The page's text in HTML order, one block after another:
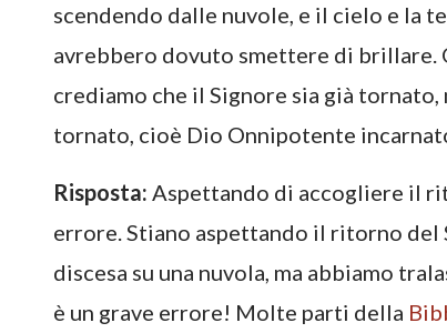
scendendo dalle nuvole, e il cielo e la
avrebbero dovuto smettere di brillare.
crediamo che il Signore sia già
tornato, cioè Dio Onnipotente
Risposta: Aspettando di accogliere il
errore. Stiano aspettando il ritorno del
discesa su una nuvola, ma abbiamo
è un grave errore! Molte parti della